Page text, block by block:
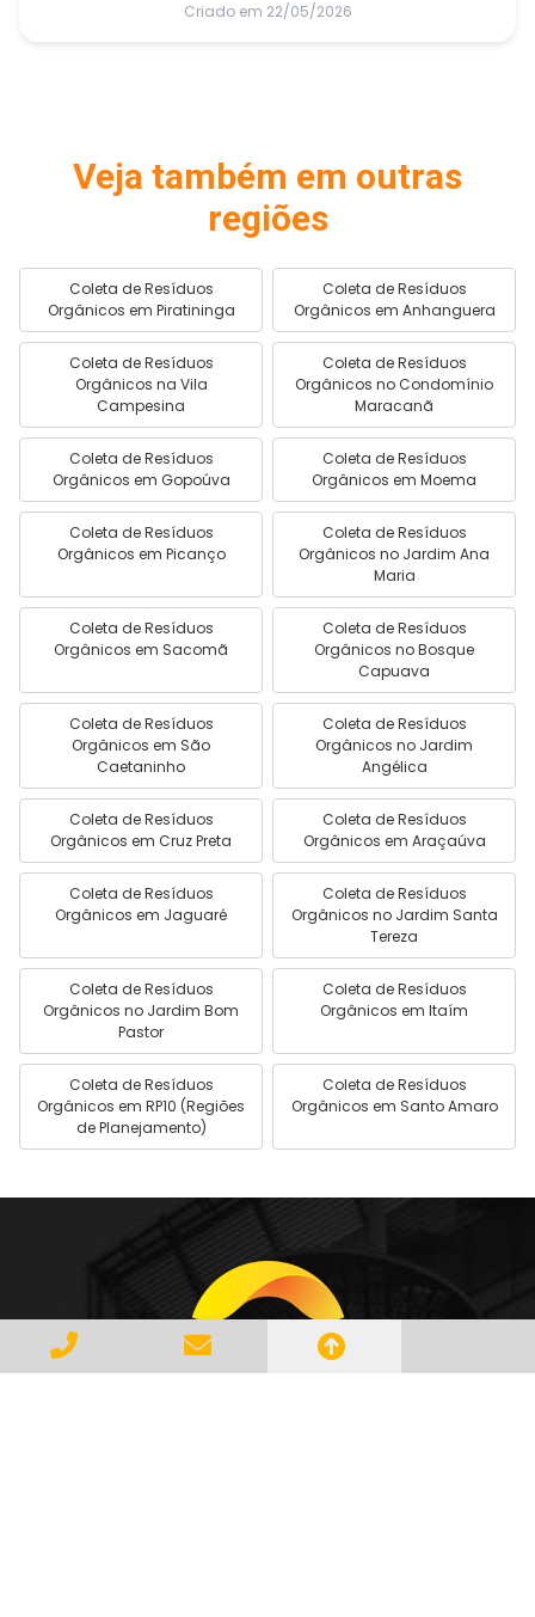
Criado em 22/05/2026
Veja também em outras
regiões
Coleta de Resíduos
Orgânicos em Piratininga
Coleta de Resíduos
Orgânicos em Anhanguera
Coleta de Resíduos
Orgânicos na Vila
Campesina
Coleta de Resíduos
Orgânicos no Condomínio
Maracanã
Coleta de Resíduos
Orgânicos em Gopoúva
Coleta de Resíduos
Orgânicos em Moema
Coleta de Resíduos
Orgânicos em Picanço
Coleta de Resíduos
Orgânicos no Jardim Ana
Maria
Coleta de Resíduos
Orgânicos em Sacomã
Coleta de Resíduos
Orgânicos no Bosque
Capuava
Coleta de Resíduos
Orgânicos em São
Caetaninho
Coleta de Resíduos
Orgânicos no Jardim
Angélica
Coleta de Resíduos
Orgânicos em Cruz Preta
Coleta de Resíduos
Orgânicos em Araçaúva
Coleta de Resíduos
Orgânicos em Jaguaré
Coleta de Resíduos
Orgânicos no Jardim Santa
Tereza
Coleta de Resíduos
Orgânicos no Jardim Bom
Pastor
Coleta de Resíduos
Orgânicos em Itaím
Coleta de Resíduos
Orgânicos em RP10 (Regiões
de Planejamento)
Coleta de Resíduos
Orgânicos em Santo Amaro